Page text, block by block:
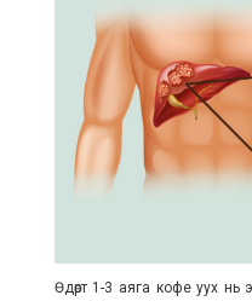
Өдөрт 1-3 аяга кофе уух нь